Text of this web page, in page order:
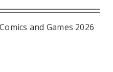
and Games 2026